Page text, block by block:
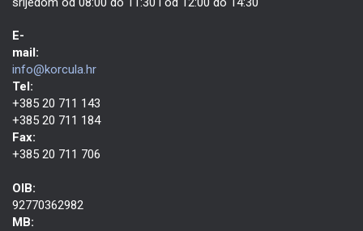
E-
mail:
info@korcula.hr
Tel:
+385 20 711 143
+385 20 711 184
Fax:
+385 20 711 706
OIB:
92770362982
MB: